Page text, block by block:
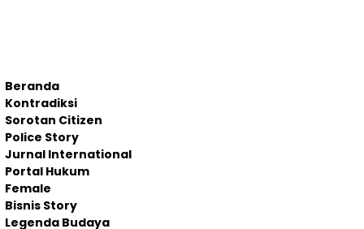
Beranda
Kontradiksi
Sorotan Citizen
Police Story
Jurnal International
Portal Hukum
Female
Bisnis Story
Legenda Budaya